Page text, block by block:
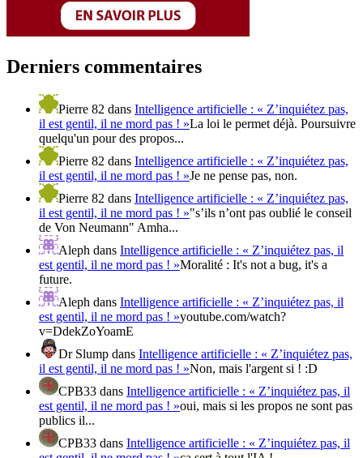
Derniers commentaires
Pierre 82 dans Intelligence artificielle : « Z’inquiétez pas,
il est gentil, il ne mord pas ! »La loi le permet déjà. Poursuivre
quelqu'un pour des propos...
Pierre 82 dans Intelligence artificielle : « Z’inquiétez pas,
il est gentil, il ne mord pas ! »Je ne pense pas, non.
Pierre 82 dans Intelligence artificielle : « Z’inquiétez pas,
il est gentil, il ne mord pas ! »"s’ils n’ont pas oublié le conseil
de Von Neumann" Amha...
Aleph dans Intelligence artificielle : « Z’inquiétez pas, il
est gentil, il ne mord pas ! »Moralité : It's not a bug, it's a
future.
Aleph dans Intelligence artificielle : « Z’inquiétez pas, il
est gentil, il ne mord pas ! »youtube.com/watch?
v=DdekZoYoamE
Dr Slump dans Intelligence artificielle : « Z’inquiétez pas,
il est gentil, il ne mord pas ! »Non, mais l'argent si ! :D
CPB33 dans Intelligence artificielle : « Z’inquiétez pas, il
est gentil, il ne mord pas ! »oui, mais si les propos ne sont pas
publics il...
CPB33 dans Intelligence artificielle : « Z’inquiétez pas, il